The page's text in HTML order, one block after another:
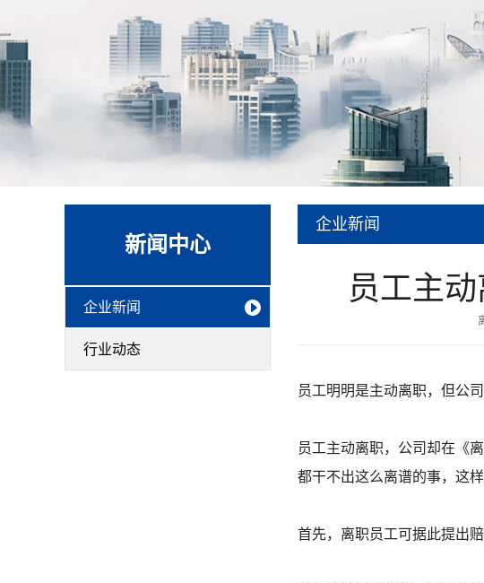
新闻中心
企业新闻
行业动态
企业新闻
员工主
员工明明是主动离职，但公
员工主动离职，公司却在《
都干不出这么离谱的事，这
首先，离职员工可据此提出